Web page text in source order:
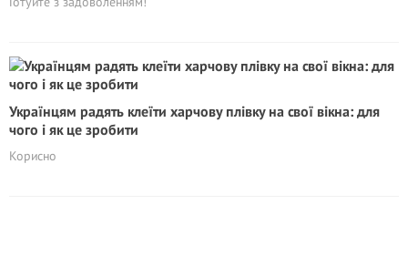
Українцям радять клеїти харчову плівку на свої вікна: для
чого і як це зробити
Корисно